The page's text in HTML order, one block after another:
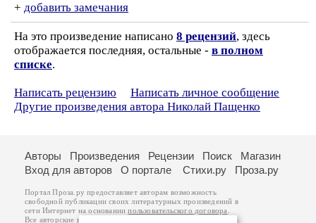
+ добавить замечания
На это произведение написано 8 рецензий, здесь
отображается последняя, остальные - в полном
списке.
Написать рецензию
Написать личное сообщение
Другие произведения автора Николай Пащенко
Авторы Произведения Рецензии Поиск
Магазин
Вход для авторов
О портале Стихи.ру Проза.ру
Портал Проза.ру предоставляет авторам возможность
свободной публикации своих литературных произведений в
сети Интернет на основаниипользовательского договора
Все авторские права на произведения принадлежат авторам